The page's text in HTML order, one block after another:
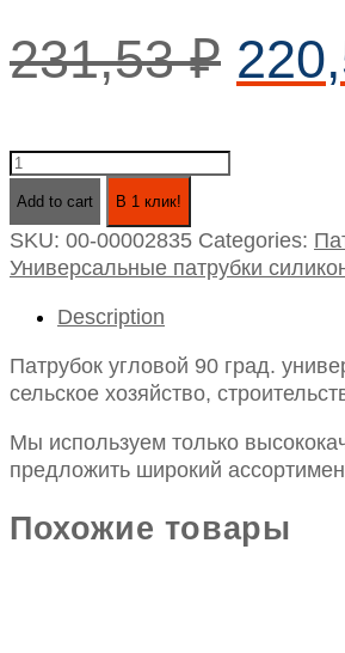
231,53₽
Патрубок
град.
универсальный
id12х200х200
quantity
Add to cart В 1 клик!
SKU: 00-00002835 Categories:
Универсальные патрубки
Description
Патрубок угловой 90 град.
сельское хозяйство,
Мы используем только
предложить широкий
Похожие товары